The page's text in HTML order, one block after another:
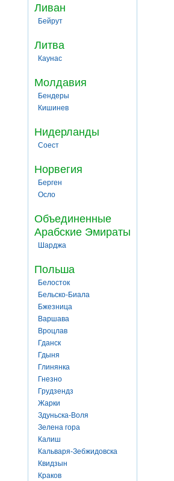
Ливан
Бейрут
Литва
Каунас
Молдавия
Бендеры
Кишинев
Нидерланды
Соест
Норвегия
Берген
Осло
Объединенные
Арабские Эмираты
Шарджа
Польша
Белосток
Бельско-Биала
Бжезница
Варшава
Вроцлав
Гданск
Гдыня
Глинянка
Гнезно
Грудзендз
Жарки
Здуньска-Воля
Зелена гора
Калиш
Кальваря-Зебжидовска
Квидзын
Краков